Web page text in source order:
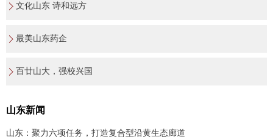
文化山东 诗和远方
最美山东药企
百廿山大，强校兴国
山东新闻
山东：聚力六项任务，打造复合型沿黄生态廊道